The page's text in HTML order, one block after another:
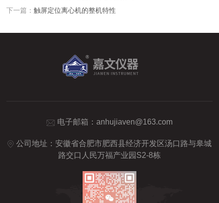
下一篇：触屏定位离心机的整机特性
电子邮箱： anhujiaven@163.com
公司地址：安徽省合肥市肥西县经济开发区汤口路与皋城
路交口人民万福产业园S2-8栋